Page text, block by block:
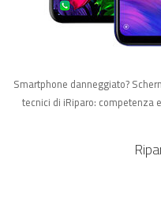
Smartphone danneggiato?
tecnici di iRiparo: competenza